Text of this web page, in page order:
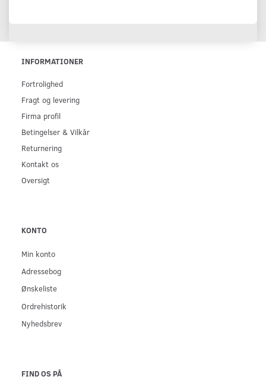
INFORMATIONER
Fortrolighed
Fragt og levering
Firma profil
Betingelser & Vilkår
Returnering
Kontakt os
Oversigt
KONTO
Min konto
Adressebog
Ønskeliste
Ordrehistorik
Nyhedsbrev
FIND OS PÅ